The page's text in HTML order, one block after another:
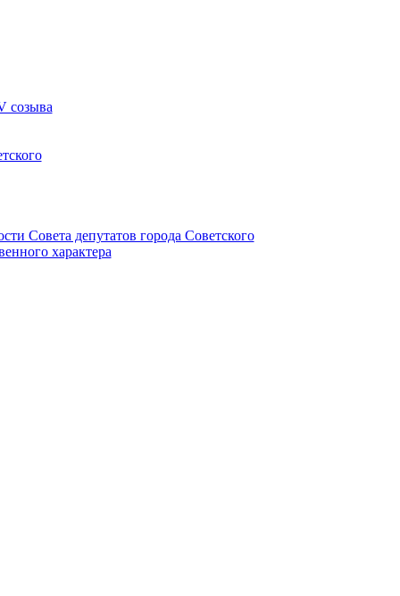
созыва
Совета депутатов города Советского
характера